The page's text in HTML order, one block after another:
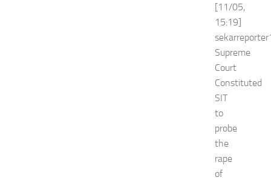
[11/05,
15:19]
Supreme
Court
Constituted
SIT
to
probe
the
rape
of